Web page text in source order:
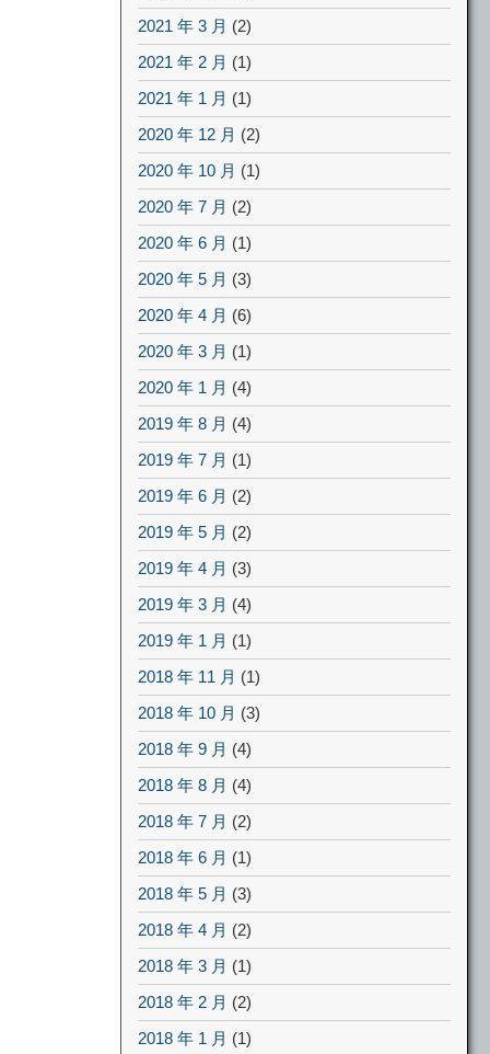
2021 年 3 月 (2)
2021 年 2 月 (1)
2021 年 1 月 (1)
2020 年 12 月 (2)
2020 年 10 月 (1)
2020 年 7 月 (2)
2020 年 6 月 (1)
2020 年 5 月 (3)
2020 年 4 月 (6)
2020 年 3 月 (1)
2020 年 1 月 (4)
2019 年 8 月 (4)
2019 年 7 月 (1)
2019 年 6 月 (2)
2019 年 5 月 (2)
2019 年 4 月 (3)
2019 年 3 月 (4)
2019 年 1 月 (1)
2018 年 11 月 (1)
2018 年 10 月 (3)
2018 年 9 月 (4)
2018 年 8 月 (4)
2018 年 7 月 (2)
2018 年 6 月 (1)
2018 年 5 月 (3)
2018 年 4 月 (2)
2018 年 3 月 (1)
2018 年 2 月 (2)
2018 年 1 月 (1)